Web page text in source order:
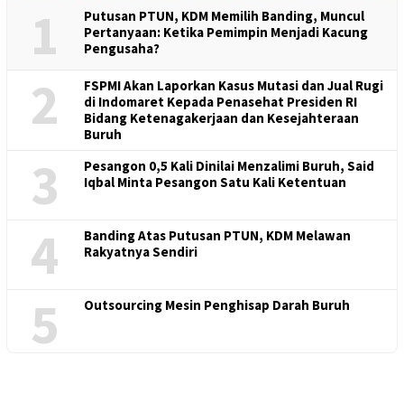
1
Putusan PTUN, KDM Memilih Banding, Muncul
Pertanyaan: Ketika Pemimpin Menjadi Kacung
Pengusaha?
2
FSPMI Akan Laporkan Kasus Mutasi dan Jual Rugi
di Indomaret Kepada Penasehat Presiden RI
Bidang Ketenagakerjaan dan Kesejahteraan
Buruh
3
Pesangon 0,5 Kali Dinilai Menzalimi Buruh, Said
Iqbal Minta Pesangon Satu Kali Ketentuan
4
Banding Atas Putusan PTUN, KDM Melawan
Rakyatnya Sendiri
5 Outsourcing Mesin Penghisap Darah Buruh